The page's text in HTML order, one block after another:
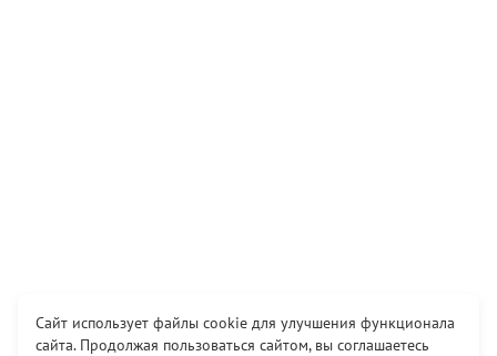
Сайт использует файлы cookie для улучшения функционала
сайта. Продолжая пользоваться сайтом, вы соглашаетесь